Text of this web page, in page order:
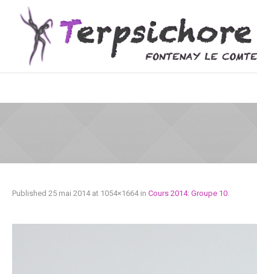
Published 25 mai 2014at 1054×1664 in Cours 2014: Groupe 10.